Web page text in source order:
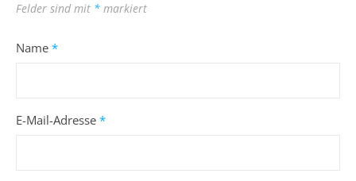
Felder sind mit * markiert
Name *
E-Mail-Adresse *